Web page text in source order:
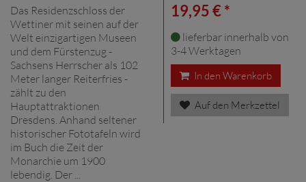
Das Residenzschloss der
Wettiner mit seinen auf der
Welt einzigartigen Museen
und dem Fürstenzug -
Sachsens Herrscher als 102
Meter langer Reiterfries -
zählt zu den
Hauptattraktionen
Dresdens. Anhand seltener
historischer Fototafeln wird
im Buch die Zeit der
Monarchie um 1900
lebendig. Der ...
19,95 € *
lieferbar innerhalb von
3-4 Werktagen
In den Warenkorb
Auf den Merkzettel